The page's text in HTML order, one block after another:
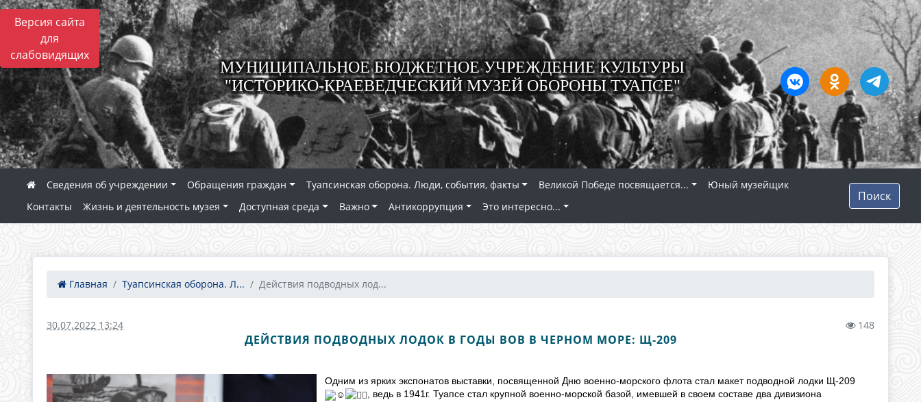
Версия сайта
для
слабовидящих
МУНИЦИПАЛЬНОЕ БЮДЖЕТНОЕ УЧРЕЖДЕНИЕ КУЛЬТУРЫ
"ИСТОРИКО-КРАЕВЕДЧЕСКИЙ МУЗЕЙ ОБОРОНЫ ТУАПСЕ"
Сведения об учреждении Обращения граждан Туапсинская оборона. Люди, события, факты Великой Победе посвящается...
Юный музейщик
Контакты
Жизнь и деятельность музея Доступная среда Важно Антикоррупция Это интересно...
Поиск
Главная Туапсинская оборона. Л... Действия подводных лод...
30.07.2022 13:24 148
ДЕЙСТВИЯ ПОДВОДНЫХ ЛОДОК В ГОДЫ ВОВ В ЧЕРНОМ МОРЕ: Щ-209
Одним из ярких экспонатов выставки, посвященной Дню военно-морского флота стал макет подводной лодки Щ-209
, ведь в 1941г. Туапсе стал крупной военно-морской базой, имевшей в своем составе два дивизиона